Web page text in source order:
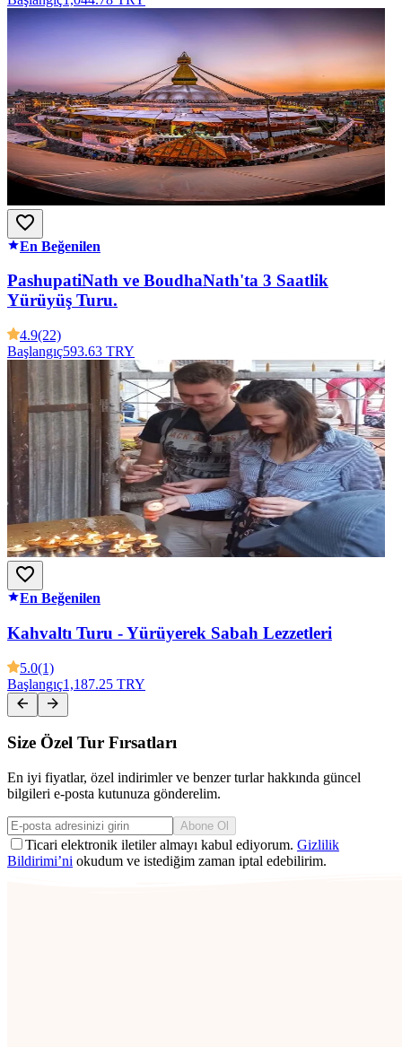
En Beğenilen
PashupatiNath ve BoudhaNath'ta 3 Saatlik
Yürüyüş Turu.
4.9(22)
Başlangıç593.63 TRY
En Beğenilen
Kahvaltı Turu - Yürüyerek Sabah Lezzetleri
5.0(1)
Başlangıç1,187.25 TRY
Size Özel Tur Fırsatları
En iyi fiyatlar, özel indirimler ve benzer turlar hakkında güncel
bilgileri e-posta kutunuza gönderelim.
Abone Ol
Ticari elektronik iletiler almayı kabul ediyorum. Gizlilik
Bildirimi’ni okudum ve istediğim zaman iptal edebilirim.